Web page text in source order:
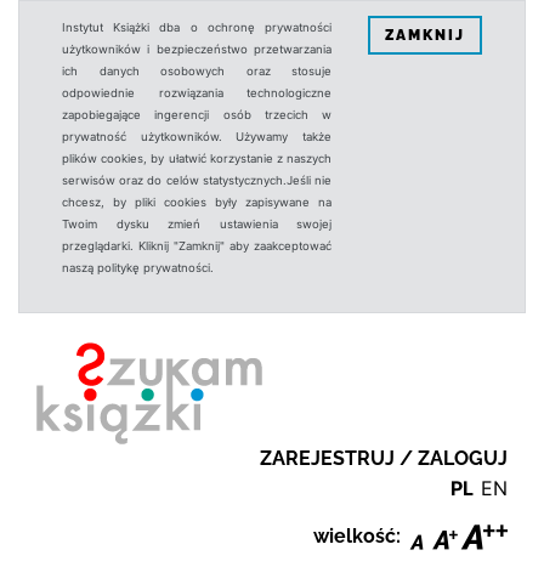
Instytut Książki dba o ochronę prywatności
użytkowników i bezpieczeństwo przetwarzania
ich danych osobowych oraz stosuje
odpowiednie rozwiązania technologiczne
zapobiegające ingerencji osób trzecich w
prywatność użytkowników. Używamy także
plików cookies, by ułatwić korzystanie z naszych
serwisów oraz do celów statystycznych.Jeśli nie
chcesz, by pliki cookies były zapisywane na
Twoim dysku zmień ustawienia swojej
przeglądarki. Kliknij "Zamknij" aby zaakceptować
naszą politykę prywatności.
ZAMKNIJ
ZAREJESTRUJ / ZALOGUJ
PL EN
wielkość: